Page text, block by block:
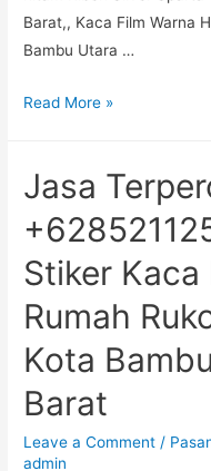
Barat,, Kaca Film Warna
Bambu Utara …
Kualitas
+6285-
253-
555,
Stiker
Kaca
Mobil
Rumah
Ruko
Read More »
Jasa
Stiker
Rumah
Kota
Barat
Leave a Comment /
admin